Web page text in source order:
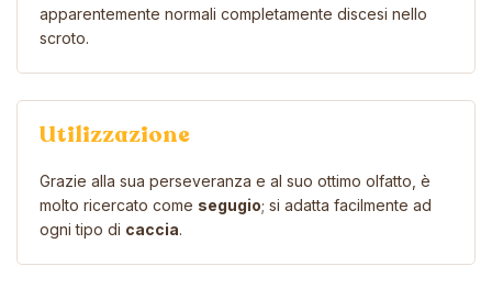
apparentemente normali completamente discesi nello
scroto.
Utilizzazione
Grazie alla sua perseveranza e al suo ottimo olfatto, è
molto ricercato come segugio; si adatta facilmente ad
ogni tipo di caccia.